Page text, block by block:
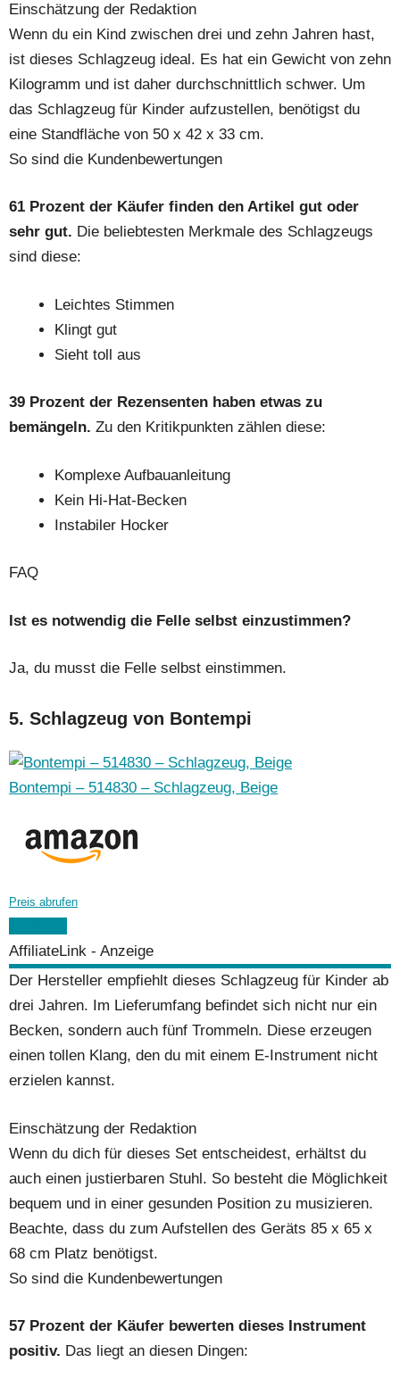
Einschätzung der Redaktion
Wenn du ein Kind zwischen drei und zehn Jahren hast,
ist dieses Schlagzeug ideal. Es hat ein Gewicht von zehn
Kilogramm und ist daher durchschnittlich schwer. Um
das Schlagzeug für Kinder aufzustellen, benötigst du
eine Standfläche von 50 x 42 x 33 cm.
So sind die Kundenbewertungen
61 Prozent der Käufer finden den Artikel gut oder
sehr gut. Die beliebtesten Merkmale des Schlagzeugs
sind diese:
Leichtes Stimmen
Klingt gut
Sieht toll aus
39 Prozent der Rezensenten haben etwas zu
bemängeln. Zu den Kritikpunkten zählen diese:
Komplexe Aufbauanleitung
Kein Hi-Hat-Becken
Instabiler Hocker
FAQ
Ist es notwendig die Felle selbst einzustimmen?
Ja, du musst die Felle selbst einstimmen.
5. Schlagzeug von Bontempi
Bontempi – 514830 – Schlagzeug, Beige
Preis abrufen
AffiliateLink - Anzeige
Der Hersteller empfiehlt dieses Schlagzeug für Kinder ab
drei Jahren. Im Lieferumfang befindet sich nicht nur ein
Becken, sondern auch fünf Trommeln. Diese erzeugen
einen tollen Klang, den du mit einem E-Instrument nicht
erzielen kannst.
Einschätzung der Redaktion
Wenn du dich für dieses Set entscheidest, erhältst du
auch einen justierbaren Stuhl. So besteht die Möglichkeit
bequem und in einer gesunden Position zu musizieren.
Beachte, dass du zum Aufstellen des Geräts 85 x 65 x
68 cm Platz benötigst.
So sind die Kundenbewertungen
57 Prozent der Käufer bewerten dieses Instrument
positiv. Das liegt an diesen Dingen: